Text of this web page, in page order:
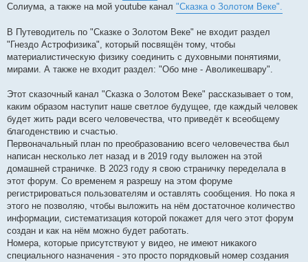
Солиума, а также на мой youtube канал "Сказка о Золотом Веке".
В Путеводитель по "Сказке о Золотом Веке" не входит раздел
"Гнездо Астрофизика", который посвящён тому, чтобы
материалистическую физику соединить с духовными понятиями,
мирами. А также не входит раздел: "Обо мне - Аволикешвару".
Этот сказочный канал "Сказка о Золотом Веке" рассказывает о том,
каким образом наступит наше светлое будущее, где каждый человек
будет жить ради всего человечества, что приведёт к всеобщему
благоденствию и счастью.
Первоначальный план по преобразованию всего человечества был
написан несколько лет назад и в 2019 году выложен на этой
домашней страничке. В 2023 году я свою страничку переделала в
этот форум. Со временем я разрешу на этом форуме
регистрироваться пользователям и оставлять сообщения. Но пока я
этого не позволяю, чтобы выложить на нём достаточное количество
информации, систематизация которой покажет для чего этот форум
создан и как на нём можно будет работать.
Номера, которые присутствуют у видео, не имеют никакого
специального назначения - это просто порядковый номер создания